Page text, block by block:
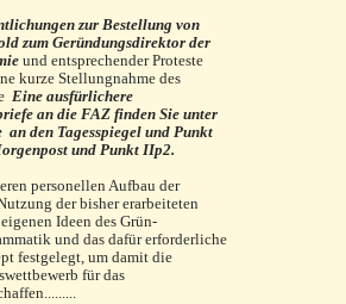
zur Bestellung von
zum Geründungsdirektor der
und entsprechender Proteste
kurze Stellungnahme des
Eine ausfürlichere
an die FAZ finden Sie unter
den Tagesspiegel und Punkt
und Punkt IIp2.
personellen Aufbau der
der bisher erarbeiteten
Ideen des Grün­
und das dafür erfor­derliche
festgelegt, um damit die
für das